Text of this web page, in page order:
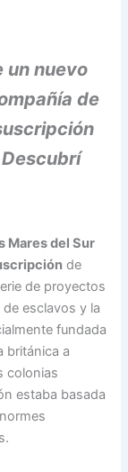
un nuevo
de
Mares del Sur
de
de proyectos
esclavos y la
fundada
británica a
colonias
estaba basada